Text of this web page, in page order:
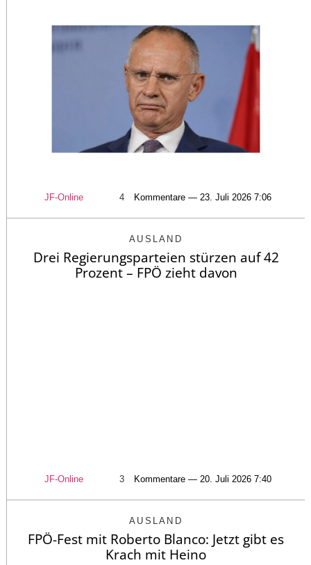
JF-Online 4 Kommentare — 23. Juli 2026 7:06
AUSLAND
Drei Regierungsparteien stürzen auf 42
Prozent – FPÖ zieht davon
JF-Online 3 Kommentare — 20. Juli 2026 7:40
AUSLAND
FPÖ-Fest mit Roberto Blanco: Jetzt gibt es
Krach mit Heino